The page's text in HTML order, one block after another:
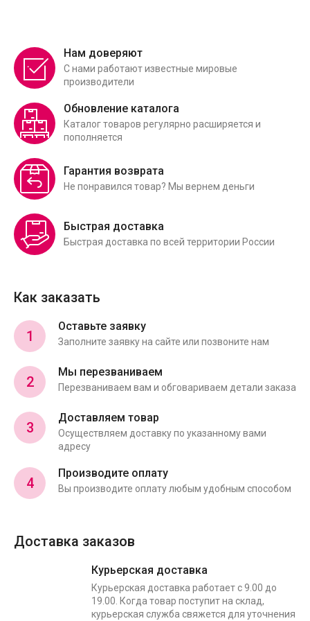
Нам доверяют
С нами работают известные мировые
производители
Обновление каталога
Каталог товаров регулярно расширяется и
пополняется
Гарантия возврата
Не понравился товар? Мы вернем деньги
Быстрая доставка
Быстрая доставка по всей территории России
Как заказать
1
Оставьте заявку
Заполните заявку на сайте или позвоните нам
2
Мы перезваниваем
Перезваниваем вам и обговариваем детали заказа
3
Доставляем товар
Осуществляем доставку по указанному вами
адресу
4
Производите оплату
Вы производите оплату любым удобным способом
Доставка заказов
Курьерская доставка
Курьерская доставка работает с 9.00 до
19.00. Когда товар поступит на склад,
курьерская служба свяжется для уточнения